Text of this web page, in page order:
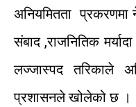
अनियमितता प्रकरणमा
संबाद,राजनितिक मर्यादा
लज्जास्पद
तरिकाले
प्रशासनले खोलेको छ ।